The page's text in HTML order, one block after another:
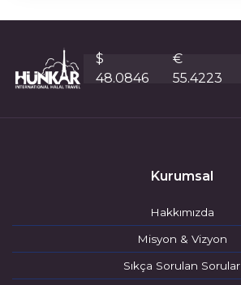
$
48.0846
€
55.4223
Kurumsal
Hakkımızda
Misyon & Vizyon
Sıkça Sorulan Sorular